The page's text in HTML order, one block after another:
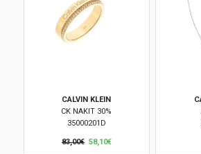
CALVIN KLEIN
CK NAKIT 30%
35000201D
83,00€ 58,10€